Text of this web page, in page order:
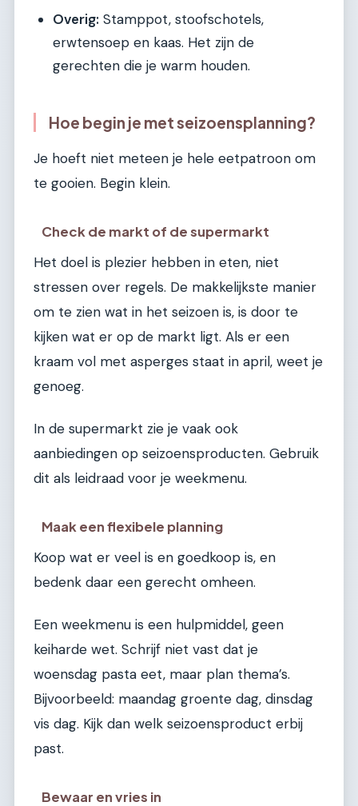
Overig: Stamppot, stoofschotels,
erwtensoep en kaas. Het zijn de
gerechten die je warm houden.
Hoe begin je met seizoensplanning?
Je hoeft niet meteen je hele eetpatroon om
te gooien. Begin klein.
Check de markt of de supermarkt
Het doel is plezier hebben in eten, niet
stressen over regels. De makkelijkste manier
om te zien wat in het seizoen is, is door te
kijken wat er op de markt ligt. Als er een
kraam vol met asperges staat in april, weet je
genoeg.
In de supermarkt zie je vaak ook
aanbiedingen op seizoensproducten. Gebruik
dit als leidraad voor je weekmenu.
Maak een flexibele planning
Koop wat er veel is en goedkoop is, en
bedenk daar een gerecht omheen.
Een weekmenu is een hulpmiddel, geen
keiharde wet. Schrijf niet vast dat je
woensdag pasta eet, maar plan thema’s.
Bijvoorbeeld: maandag groente dag, dinsdag
vis dag. Kijk dan welk seizoensproduct erbij
past.
Bewaar en vries in